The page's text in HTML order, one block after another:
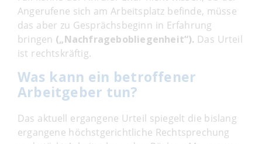
Angerufene sich am Arbeitsplatz befinde, müsse
das aber zu Gesprächsbeginn in Erfahrung
bringen („Nachfragebobliegenheit“). Das Urteil
ist rechtskräftig.
Was kann ein betroffener
Arbeitgeber tun?
Das aktuell ergangene Urteil spiegelt die bislang
ergangene höchstgerichtliche Rechtsprechung